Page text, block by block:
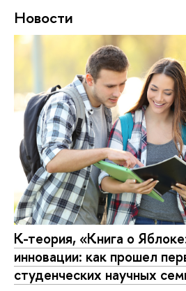
Новости
К-теория, «Книга о
инновации: как прошел
студенческих научных